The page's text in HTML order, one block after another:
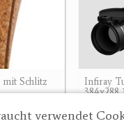
verwendet
mit Schlitz
4.90 €
Infiray